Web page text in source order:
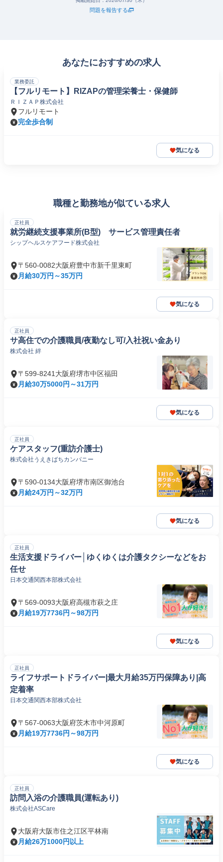
問題を報告する
あなたにおすすめの求人
業務委託
【フルリモート】RIZAPの管理栄養士・保健師
ＲＩＺＡＰ株式会社
フルリモート
完全歩合制
気になる
職種と勤務地が似ている求人
正社員
就労継続支援事業所(B型) サービス管理責任者
シップヘルスケアフード株式会社
〒560-0082大阪府豊中市新千里東町
月給30万円～35万円
気になる
正社員
サ高住での介護職員/夜勤なし可/入社祝い金あり
株式会社 絆
〒599-8241大阪府堺市中区福田
月給30万5000円～31万円
気になる
正社員
ケアスタッフ(重訪介護士)
株式会社うえきばちカンパニー
〒590-0134大阪府堺市南区御池台
月給24万円～32万円
気になる
正社員
生活支援ドライバー│ゆくゆくは介護タクシーなどをお
任せ
日本交通関西本部株式会社
〒569-0093大阪府高槻市萩之庄
月給19万7736円～98万円
気になる
正社員
ライフサポートドライバー|最大月給35万円保障あり|高
定着率
日本交通関西本部株式会社
〒567-0063大阪府茨木市中河原町
月給19万7736円～98万円
気になる
正社員
訪問入浴の介護職員(運転あり)
株式会社ASCare
大阪府大阪市住之江区平林南
月給26万1000円以上